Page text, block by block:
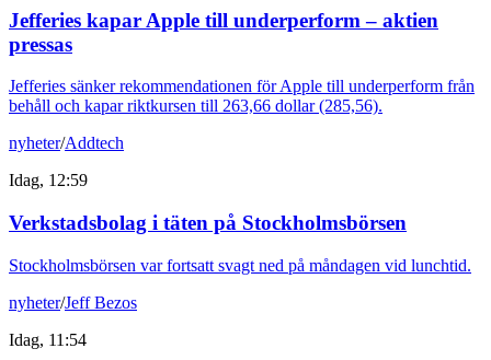
Jefferies kapar Apple till underperform – aktien
pressas
Jefferies sänker rekommendationen för Apple till underperform från
behåll och kapar riktkursen till 263,66 dollar (285,56).
nyheter/Addtech
Idag, 12:59
Verkstadsbolag i täten på Stockholmsbörsen
Stockholmsbörsen var fortsatt svagt ned på måndagen vid lunchtid.
nyheter/Jeff Bezos
Idag, 11:54